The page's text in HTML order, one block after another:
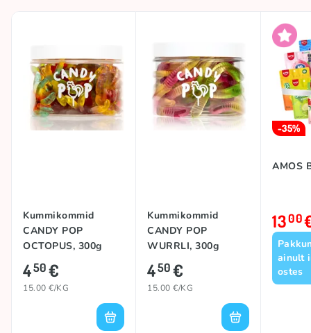
Kummikommid
CANDY POP
OCTOPUS, 300g
450€
15.00 €/KG
Kummikommid
CANDY POP
WURRLI, 300g
450€
15.00 €/KG
-35%
ainult
ostes
AMOS
1300